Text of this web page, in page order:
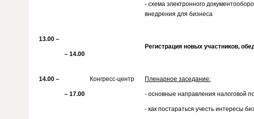
- схема электронного
внедрения для бизнеса
13.00 –
– 14.00
Регистрация новых участников,
14.00 –
– 17.00
Конгресс-центр Пленарное заседание:
- основные направления налоговой
- как постараться учесть интересы